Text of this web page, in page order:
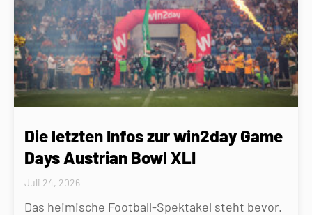
Die letzten Infos zur win2day Game
Days Austrian Bowl XLI
Juli 24, 2026
Das heimische Football-Spektakel steht bevor.